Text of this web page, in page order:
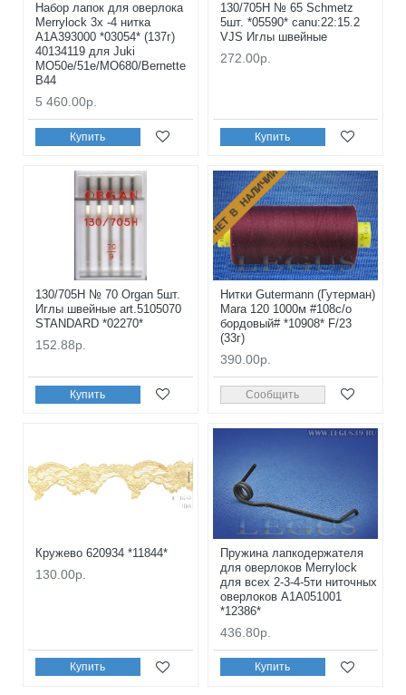
Набор лапок для оверлока
Merrylock 3х -4 нитка
A1A393000 *03054* (137г)
40134119 для Juki
MO50e/51e/MO680/Bernette
B44
5 460.00р.
Купить
130/705H № 65 Schmetz
5шт. *05590* canu:22:15.2
VJS Иглы швейные
272.00р.
Купить
130/705H № 70 Organ 5шт.
Иглы швейные art.5105070
STANDARD *02270*
152.88р.
Купить
НЕТ В НАЛИЧИИ
Нитки Gutermann (Гутерман)
Mara 120 1000м #108с/о
бордовый# *10908* F/23
(33г)
390.00р.
Сообщить
Кружево 620934 *11844*
130.00р.
Купить
Пружина лапкодержателя
для оверлоков Merrylock
для всех 2-3-4-5ти ниточных
оверлоков A1A051001
*12386*
436.80р.
Купить